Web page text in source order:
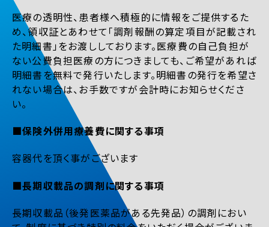
医療の透明性、患者様へ積極的に情報をご提供するた
め、領収証とあわせて「調剤報酬の算定項目が記載され
た明細書」をお渡ししております。医療費の自己負担が
ない公費負担医療の方につきましても、ご希望があれば
明細書を無料で発行いたします。明細書の発行を希望さ
れない場合は、お手数ですが会計時にお知らせくださ
い。
■保険外併用療養費に関する事項
容器代を頂く事がございます
■長期収載品の調剤に関する事項
長期収載品（後発医薬品がある先発品）の調剤におい